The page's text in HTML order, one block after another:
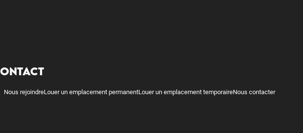
Nous rejoindreLouer un emplacement permanentLouer un emplacement temporaireNous contacter